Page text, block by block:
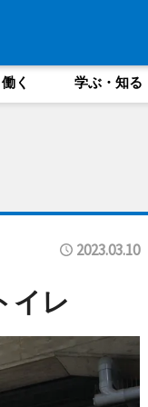
く 学ぶ・知る
2023.03.10
イレ